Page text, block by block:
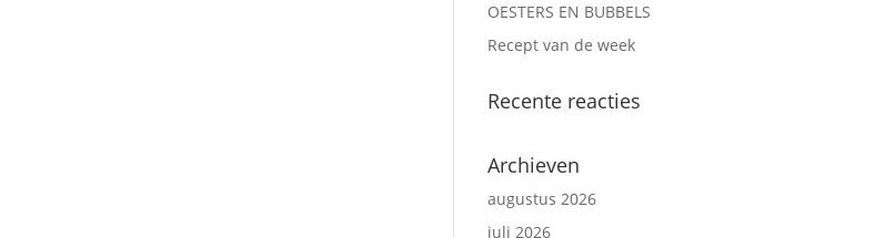
OESTERS EN BUBBELS
Recept van de week
Recente reacties
Archieven
augustus 2026
juli 2026